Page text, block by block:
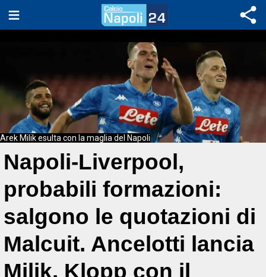
Arek Milik esulta con la maglia del Napoli
Napoli-Liverpool,
probabili formazioni:
salgono le quotazioni di
Malcuit. Ancelotti lancia
Milik. Klopp con il